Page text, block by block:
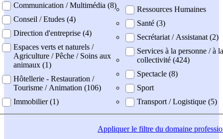
Communication / Multimédia (8)
Conseil / Etudes (4)
Direction d'entreprise (4)
Espaces verts et naturels /
Agriculture / Pêche / Soins aux
animaux (1)
Hôtellerie - Restauration /
Tourisme / Animation (106)
Immobilier (1)
Ressources Humaines
Santé (3)
Secrétariat / Assistanat (2)
Services à la personne / à la
collectivité (424)
Spectacle (8)
Sport
Transport / Logistique (5)
Appliquerle filtre du domaine